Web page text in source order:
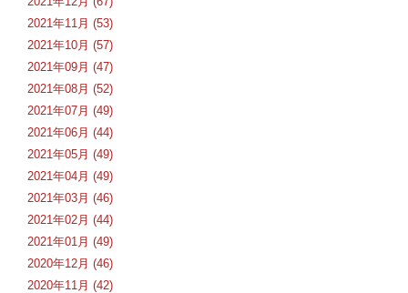
2021年11月 (53)
2021年10月 (57)
2021年09月 (47)
2021年08月 (52)
2021年07月 (49)
2021年06月 (44)
2021年05月 (49)
2021年04月 (49)
2021年03月 (46)
2021年02月 (44)
2021年01月 (49)
2020年12月 (46)
2020年11月 (42)